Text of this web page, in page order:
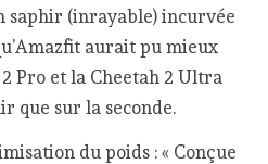
saphir (inrayable) incurvée
aurait pu mieux
Pro et la Cheetah 2 Ultra
que sur la seconde.
du poids : « Conçue